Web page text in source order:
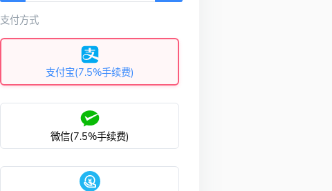
支付方式
支付宝(7.5%手续费)
微信(7.5%手续费)